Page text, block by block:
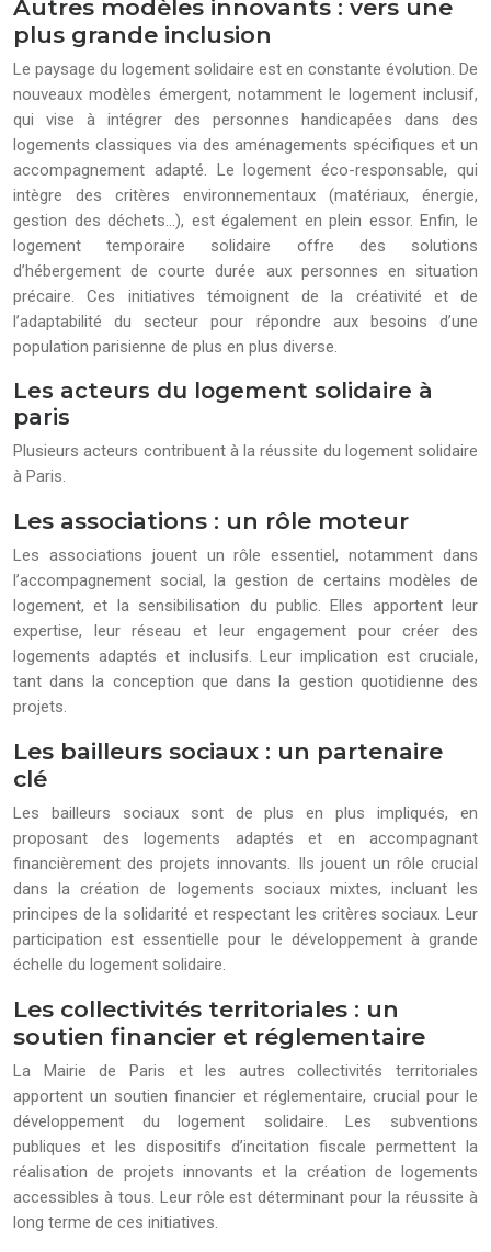
Autres modèles innovants : vers une
plus grande inclusion
Le paysage du logement solidaire est en constante évolution. De
nouveaux modèles émergent, notamment le logement inclusif,
qui vise à intégrer des personnes handicapées dans des
logements classiques via des aménagements spécifiques et un
accompagnement adapté. Le logement éco-responsable, qui
intègre des critères environnementaux (matériaux, énergie,
gestion des déchets…), est également en plein essor. Enfin, le
logement temporaire solidaire offre des solutions
d’hébergement de courte durée aux personnes en situation
précaire. Ces initiatives témoignent de la créativité et de
l’adaptabilité du secteur pour répondre aux besoins d’une
population parisienne de plus en plus diverse.
Les acteurs du logement solidaire à
paris
Plusieurs acteurs contribuent à la réussite du logement solidaire
à Paris.
Les associations : un rôle moteur
Les associations jouent un rôle essentiel, notamment dans
l’accompagnement social, la gestion de certains modèles de
logement, et la sensibilisation du public. Elles apportent leur
expertise, leur réseau et leur engagement pour créer des
logements adaptés et inclusifs. Leur implication est cruciale,
tant dans la conception que dans la gestion quotidienne des
projets.
Les bailleurs sociaux : un partenaire
clé
Les bailleurs sociaux sont de plus en plus impliqués, en
proposant des logements adaptés et en accompagnant
financièrement des projets innovants. Ils jouent un rôle crucial
dans la création de logements sociaux mixtes, incluant les
principes de la solidarité et respectant les critères sociaux. Leur
participation est essentielle pour le développement à grande
échelle du logement solidaire.
Les collectivités territoriales : un
soutien financier et réglementaire
La Mairie de Paris et les autres collectivités territoriales
apportent un soutien financier et réglementaire, crucial pour le
développement du logement solidaire. Les subventions
publiques et les dispositifs d’incitation fiscale permettent la
réalisation de projets innovants et la création de logements
accessibles à tous. Leur rôle est déterminant pour la réussite à
long terme de ces initiatives.